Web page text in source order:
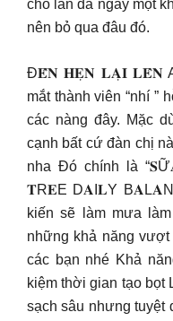
cho làn da ngày một
nên bỏ qua đâu đó.
Đ𝐄̂́𝐍 𝐇𝐄̣𝐍 𝐋𝐀̣𝐈 𝐋𝐄̂𝐍
mắt thành viên “nhí ”
các nàng đây. Mặc
cạnh bất cứ đàn chị
nha Đó chính là
𝐓R𝐄E D𝐀I𝐋Y
kiến sẽ làm mưa
những khả năng vượt
các bạn nhé Khả
kiệm thời gian tạo bọt
sạch sâu nhưng tuyệt